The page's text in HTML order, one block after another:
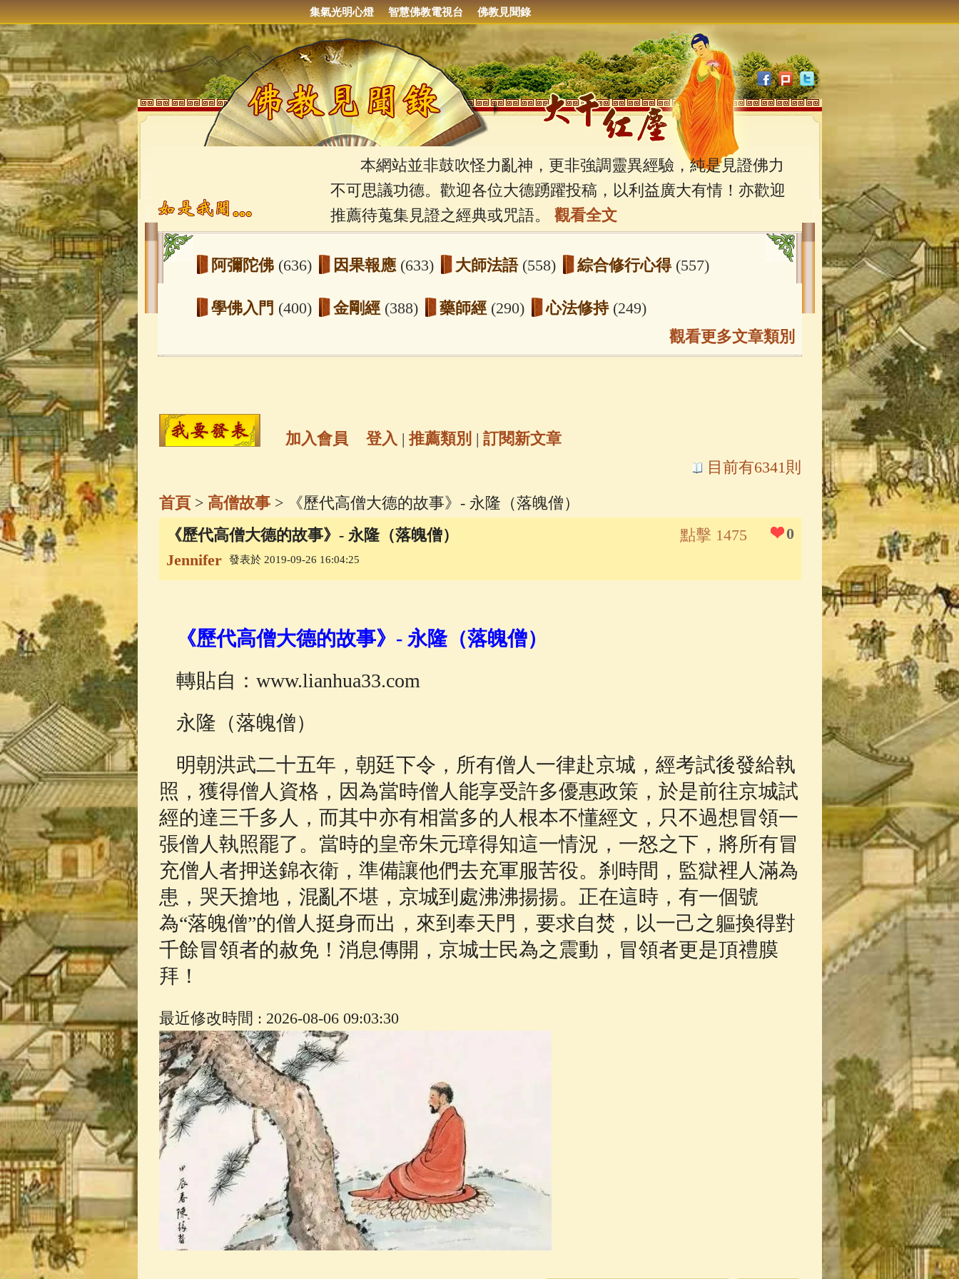
集氣光明心燈 智慧佛教電視台 佛教見聞錄
本網站並非鼓吹怪力亂神，更非強調靈異經驗，純是見證佛力
不可思議功德。歡迎各位大德踴躍投稿，以利益廣大有情！亦歡迎
推薦待蒐集見證之經典或咒語。 觀看全文
阿彌陀佛 (636) 因果報應 (633) 大師法語 (558) 綜合修行心得 (557)
學佛入門 (400) 金剛經 (388) 藥師經 (290) 心法修持 (249)
玉曆寶鈔(236) 地藏經(225) 臨終助念(190) 文殊菩薩(165)
高僧故事 (141) 放生護生 (133) 戒除邪淫(129)
一切如來心秘密全身舍利寶篋印陀羅尼經(81) 六字大明咒(81) 大悲咒(72)
釋迦牟尼佛傳(69) 生活禪
佛典故事(37) 佛說療痔(腫瘤)病經(27) 助念機 App
觀看更多文章類別
加入會員 登入 | 推薦類別 | 訂閱新文章
目前有6341則
首頁> 高僧故事> 《歷代高僧大德的故事》- 永隆（落魄僧）
《歷代高僧大德的故事》- 永隆（落魄僧）
0
點擊 1475
Jennifer
發表於 2019-09-26 16:04:25
《歷代高僧大德的故事》- 永隆（落魄僧）
轉貼自：www.lianhua33.com
永隆（落魄僧）
明朝洪武二十五年，朝廷下令，所有僧人一律赴京城，經考試後發給執
照，獲得僧人資格，因為當時僧人能享受許多優惠政策，於是前往京城試
經的達三千多人，而其中亦有相當多的人根本不懂經文，只不過想冒領一
張僧人執照罷了。當時的皇帝朱元璋得知這一情況，一怒之下，將所有冒
充僧人者押送錦衣衛，準備讓他們去充軍服苦役。刹時間，監獄裡人滿為
患，哭天搶地，混亂不堪，京城到處沸沸揚揚。正在這時，有一個號
為“落魄僧”的僧人挺身而出，來到奉天門，要求自焚，以一己之軀換得對
千餘冒領者的赦免！消息傳開，京城士民為之震動，冒領者更是頂禮膜
拜！
最近修改時間 : 2026-08-06 09:03:30